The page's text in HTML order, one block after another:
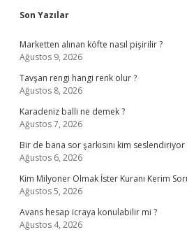
Sidebar
Son Yazılar
Marketten alınan köfte nasıl pişirilir ?
Ağustos 9, 2026
Tavşan rengi hangi renk olur ?
Ağustos 8, 2026
Karadeniz balli ne demek ?
Ağustos 7, 2026
Bir de bana sor şarkısını kim seslendiriyor
Ağustos 6, 2026
Kim Milyoner Olmak İster Kuranı Kerim
Ağustos 5, 2026
Avans hesap icraya konulabilir mi ?
Ağustos 4, 2026